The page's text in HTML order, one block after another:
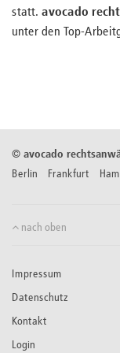
statt. avocado
unter den Top-
© avocado
Berlin Frankfurt
nach oben
Impressum
Datenschutz
Kontakt
Login